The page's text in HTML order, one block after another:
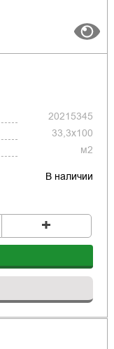
20215345
33,3x100
м2
В наличии
+